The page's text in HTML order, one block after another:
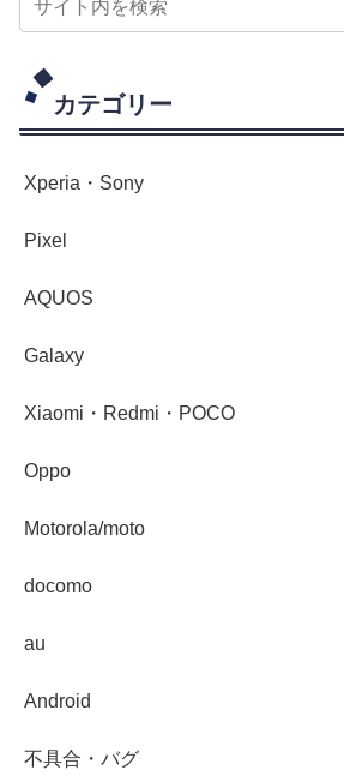
カテゴリー
Xperia・Sony
Pixel
AQUOS
Galaxy
Xiaomi・Redmi・POCO
Oppo
Motorola/moto
docomo
au
Android
不具合・バグ